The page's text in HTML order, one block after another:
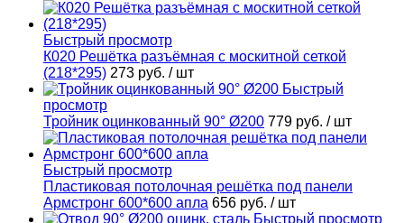
Быстрый просмотр
К020 Решётка разъёмная с москитной сеткой
(218*295) 273 руб. / шт
Быстрый
просмотр
Тройник оцинкованный 90° Ø200 779 руб. / шт
Быстрый просмотр
Пластиковая потолочная решётка под панели
Армстронг 600*600 апла 656 руб. / шт
Быстрый просмотр